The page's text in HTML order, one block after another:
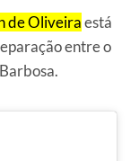
de Oliveiraestá
entre o